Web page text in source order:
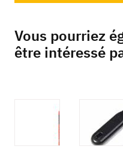
Vous pourriez
être intéressé